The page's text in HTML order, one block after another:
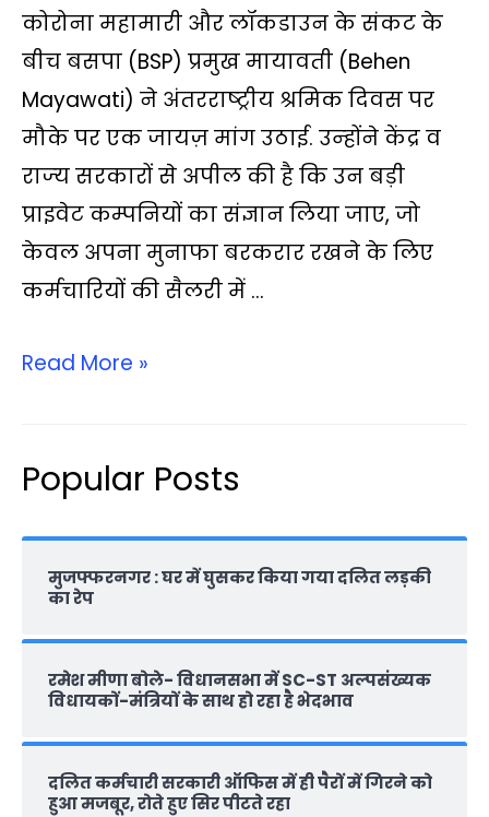
a
t
s
p
c
e
b
k
i
t
t
p
y
L
k
e
g
m
a
i
l
a
r
e
कोरोना महामारी और लॉकडाउन के संकट के
बीच बसपा (BSP) प्रमुख मायावती (Behen
Mayawati) ने अंतरराष्‍ट्रीय श्रमिक दिवस पर
मौके पर एक जायज़ मांग उठाई. उन्‍होंने केंद्र व
राज्‍य सरकारों से अपील की है कि उन बड़ी
प्राइवेट कम्पनियों का संज्ञान लिया जाए, जो
केवल अपना मुनाफा बरकरार रखने के लिए
कर्मचारियों की सैलरी में …
Read More »
Popular Posts
मुजफ्फरनगर : घर में घुसकर किया गया दलित लड़की
का रेप
रमेश मीणा बोले- विधानसभा में SC-ST अल्पसंख्यक
विधायकों-मंत्रियों के साथ हो रहा है भेदभाव
दलित कर्मचारी सरकारी ऑफ‍िस में ही पैरों में गिरने को
हुआ मजबूर, रोते हुए सिर पीटते रहा